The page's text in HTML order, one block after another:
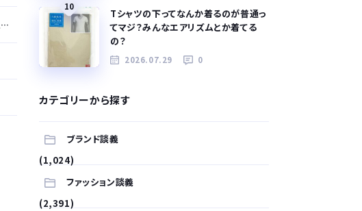
10
Tシャツの下ってなんか着るのが普通っ
てマジ？みんなエアリズムとか着てる
の？
2026.07.29 0
カテゴリーから探す
ブランド談義
(1,024)
ファッション談義
(2,391)